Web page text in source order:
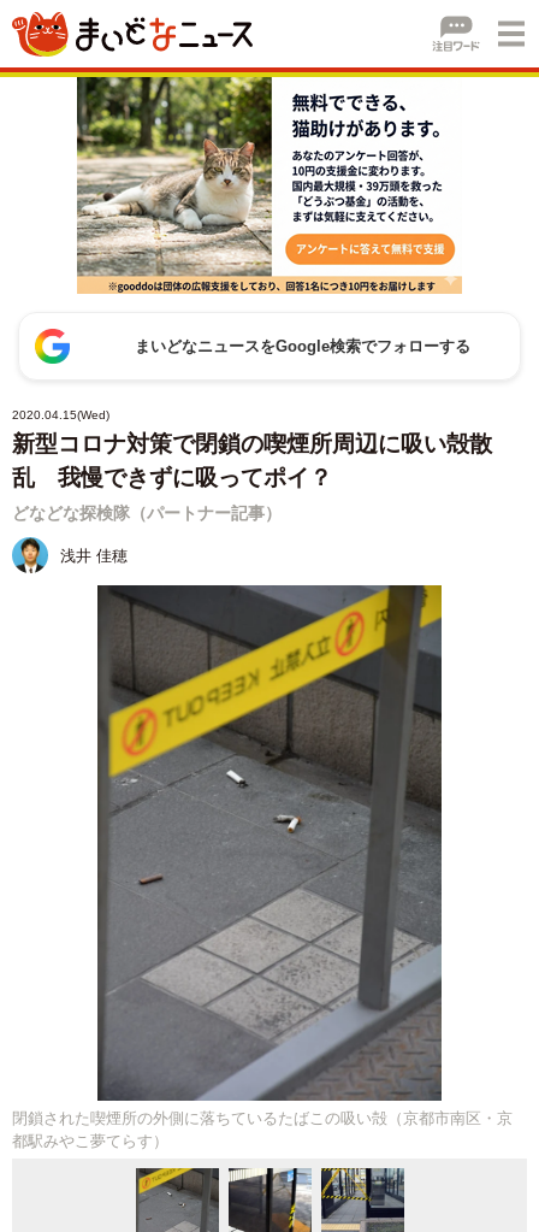
まいどなニュースをGoogle検索でフォローする
2020.04.15(Wed)
新型コロナ対策で閉鎖の喫煙所周辺に吸い殻散
乱 我慢できずに吸ってポイ？
どなどな探検隊（パートナー記事）
浅井 佳穂
閉鎖された喫煙所の外側に落ちているたばこの吸い殻（京都市南区・京
都駅みやこ夢てらす）